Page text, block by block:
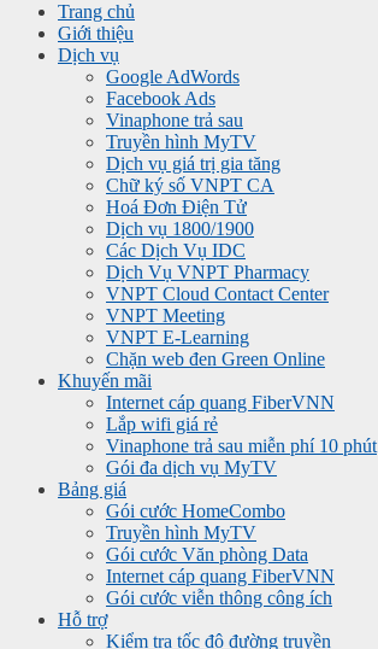
Trang chủ
Giới thiệu
Dịch vụ
Google AdWords
Facebook Ads
Vinaphone trả sau
Truyền hình MyTV
Dịch vụ giá trị gia tăng
Chữ ký số VNPT CA
Hoá Đơn Điện Tử
Dịch vụ 1800/1900
Các Dịch Vụ IDC
Dịch Vụ VNPT Pharmacy
VNPT Cloud Contact Center
VNPT Meeting
VNPT E-Learning
Chặn web đen Green Online
Khuyến mãi
Internet cáp quang FiberVNN
Lắp wifi giá rẻ
Vinaphone trả sau miễn phí 10 phút
Gói đa dịch vụ MyTV
Bảng giá
Gói cước HomeCombo
Truyền hình MyTV
Gói cước Văn phòng Data
Internet cáp quang FiberVNN
Gói cước viễn thông công ích
Hỗ trợ
Kiểm tra tốc độ đường truyền